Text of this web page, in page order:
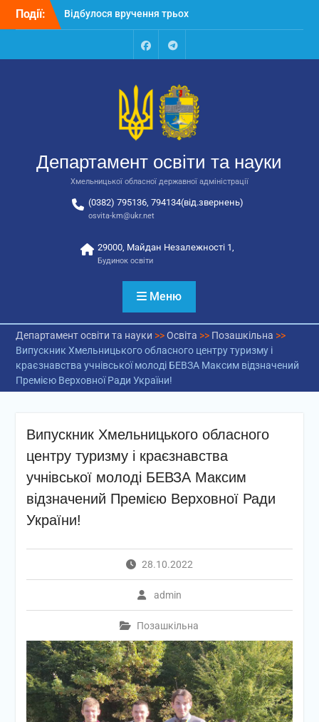
Перейти
Події:
автобусів для потреб
закладів освіти
Відбулося засідання
колегії Департаменту
державної адміністрації
Відбулась обласна
відповідальних за
національно-патріотичне
виховання
FacebookTalegram
Департамент освіти та науки
Хмельницької обласної державної адміністрації
(0382) 795136, 794134(від.звернень)
osvita-km@ukr.net
29000, Майдан Незалежності 1,
Будинок освіти
Меню
Департамент освіти та науки >>Освіта >> Позашкільна >>
Випускник Хмельницького обласного центру туризму і
краєзнавства учнівської молоді БЕВЗА Максим відзначений
Премією Верховної Ради України!
Випускник Хмельницького обласного
центру туризму і краєзнавства
учнівської молоді БЕВЗА Максим
відзначений Премією Верховної Ради
України!
28.10.2022
admin
Позашкільна